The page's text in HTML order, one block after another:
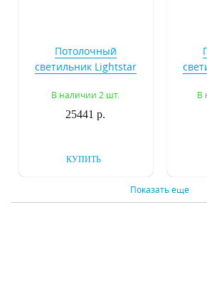
Потолочный
светильник Lightstar
В наличии 2 шт.
25441 р.
КУПИТЬ
В
Показать еще